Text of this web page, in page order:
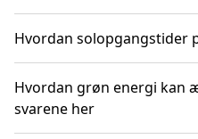
Hvordan solopgangstider
Hvordan grøn energi kan
svarene her